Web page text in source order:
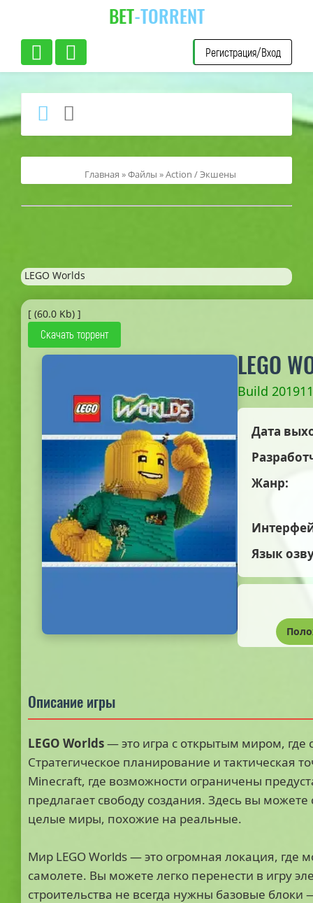
BET-TORRENT
Регистрация/Вход
Главная »Файлы »Action / Экшены
LEGO Worlds
[ (60.0 Kb) ]
Скачать торрент
LEGO
Build
Дата
Жанр:
Язык
Описание игры
LEGO Worlds— это игра с открытым миром, где
Стратегическое планирование и тактическая
Minecraft, где возможности ограничены
предлагает свободу создания. Здесь вы
целые миры, похожие на реальные.
Мир LEGO Worlds — это огромная локация, где
самолете. Вы можете легко перенести в игру
строительства не всегда нужны базовые